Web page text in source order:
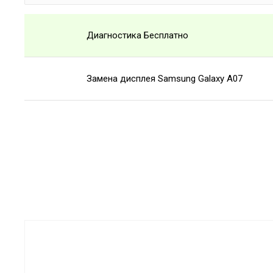
Диагностика Бесплатно
Замена дисплея Samsung Galaxy A07